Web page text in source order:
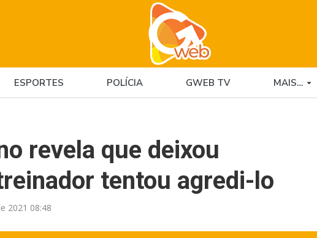
ESPORTES POLÍCIA GWEB TV MAIS…
revela que deixou
tentou agredi-lo
2021 08:48